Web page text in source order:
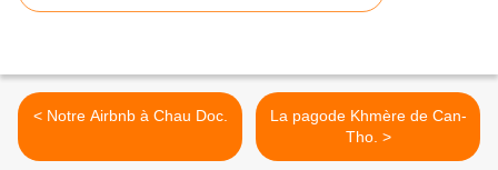
< Notre Airbnb à Chau Doc.
La pagode Khmère de Can-
Tho. >